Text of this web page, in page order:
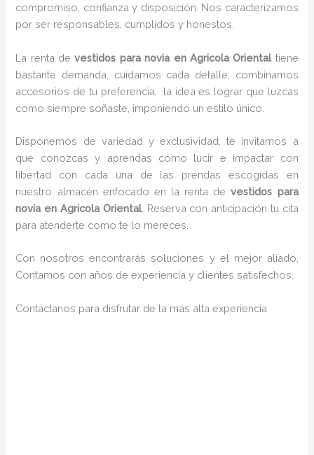
compromiso, confianza y disposición. Nos caracterizamos
por ser responsables, cumplidos y honestos.
La renta devestidos para novia en Agricola Oriental tiene
bastante demanda, cuidamos cada detalle, combinamos
accesorios de tu preferencia, la idea es lograr que luzcas
como siempre soñaste, imponiendo un estilo único.
Disponemos de variedad y exclusividad, te invitamos a
que conozcas y aprendas cómo lucir e impactar con
libertad con cada una de las prendas escogidas en
nuestro almacén enfocado en la renta devestidos para
novia en Agricola Oriental. Reserva con anticipación tu cita
para atenderte como te lo mereces.
Con nosotros encontrarás soluciones y el mejor aliado,
Contamos con años de experiencia y clientes satisfechos.
Contáctanos para disfrutar de la más alta experiencia.